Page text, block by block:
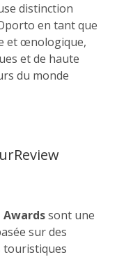
distinction
en tant que
et œnologique,
et de haute
du monde
sont une
sur des
touristiques